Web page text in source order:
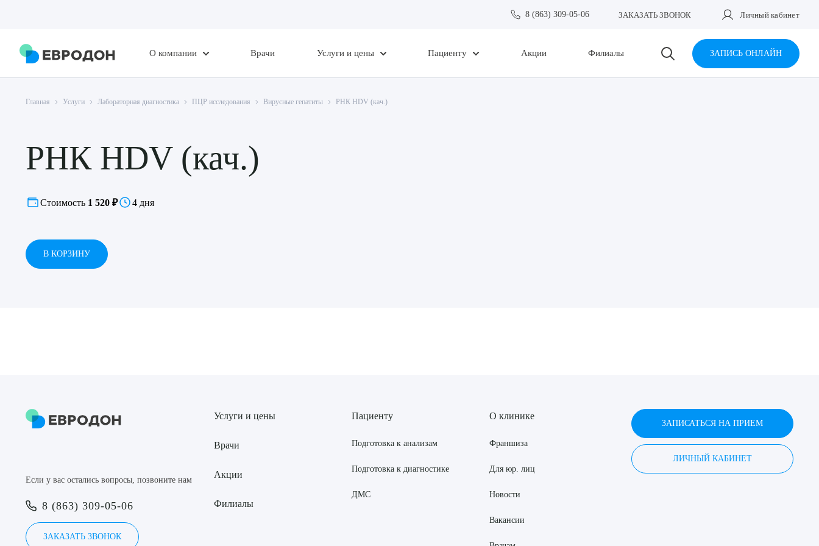
8 (863) 309-05-06 ЗАКАЗАТЬ ЗВОНОК Личный кабинет
О компании Врачи Услуги и цены Пациенту Акции Филиалы ЗАПИСЬ ОНЛАЙН
Главная Услуги Лабораторная диагностика ПЦР исследования Вирусные гепатиты РНК HDV (кач.)
РНК HDV (кач.)
Стоимость 1 520 ₽ 4 дня
В КОРЗИНУ
Если у вас остались вопросы, позвоните нам
8 (863) 309-05-06
ЗАКАЗАТЬ ЗВОНОК
Услуги и цены
Врачи
Акции
Филиалы
Пациенту
Подготовка к анализам
Подготовка к диагностике
ДМС
О клинике
Франшиза
Для юр. лиц
Новости
Вакансии
ЗАПИСАТЬСЯ НА ПРИЕМ
ЛИЧНЫЙ КАБИНЕТ